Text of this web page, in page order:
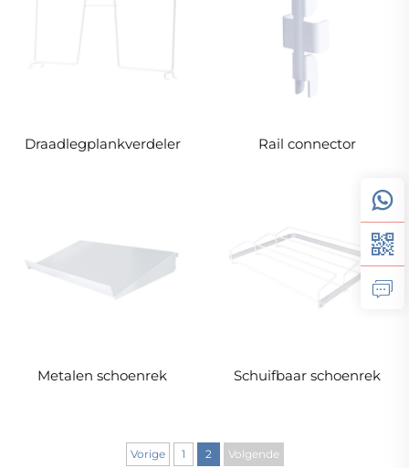
Draadlegplankverdeler Rail connector
Metalen schoenrek Schuifbaar schoenrek
Vorige 1 2 Volgende